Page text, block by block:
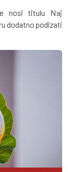
nosi titulu Naj
dodatno podizati